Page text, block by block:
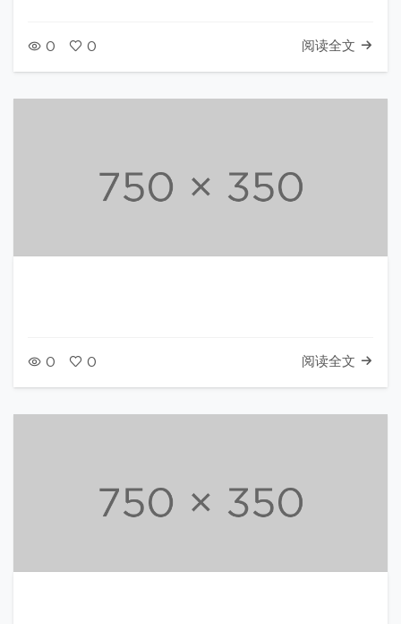
0 0 阅读全文
0 0 阅读全文